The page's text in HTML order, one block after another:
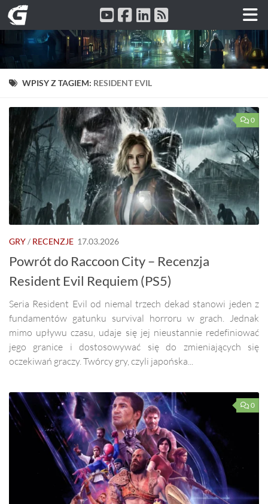
Przeskocz do treści
WPISY Z TAGIEM: RESIDENT EVIL
0
GRY/ RECENZJE 17.03.2026
Powrót do Raccoon City – Recenzja
Resident Evil Requiem (PS5)
Seria Resident Evil od niemal trzech dekad stanowi jeden z
fundamentów gatunku survival horroru w grach. Jednak
mimo upływu czasu, udaje się jej nieustannie redefiniować
jego granice i dostosowywać się do zmieniających się
oczekiwań graczy. Twórcy gry, czyli japońska...
0